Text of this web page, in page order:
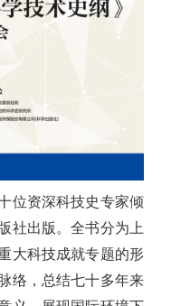
位资深科技史专家倾
社出版。全书分为上
大科技成就专题的形
络，总结七十多年来